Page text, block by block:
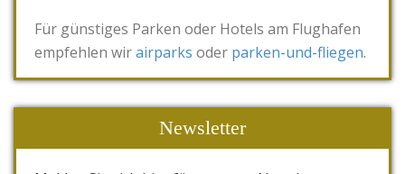
Für günstiges Parken oder Hotels am Flughafen
empfehlen wirairparks oder parken-und-fliegen.
Newsletter